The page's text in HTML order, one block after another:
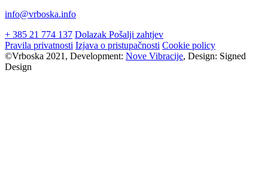
info@vrboska.info
+ 385 21 774 137 Dolazak Pošalji zahtjev
Pravila privatnosti Izjava o pristupačnosti Cookie policy
©Vrboska 2021, Development: Nove Vibracije, Design: Signed
Design